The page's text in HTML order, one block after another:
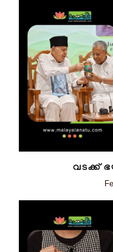
വടക്ക്